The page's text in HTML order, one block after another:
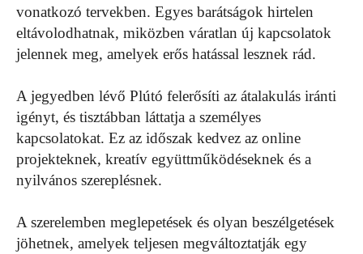
vonatkozó tervekben. Egyes barátságok hirtelen
eltávolodhatnak, miközben váratlan új kapcsolatok
jelennek meg, amelyek erős hatással lesznek rád.
A jegyedben lévő Plútó felerősíti az átalakulás iránti
igényt, és tisztábban láttatja a személyes
kapcsolatokat. Ez az időszak kedvez az online
projekteknek, kreatív együttműködéseknek és a
nyilvános szereplésnek.
A szerelemben meglepetések és olyan beszélgetések
jöhetnek, amelyek teljesen megváltoztatják egy